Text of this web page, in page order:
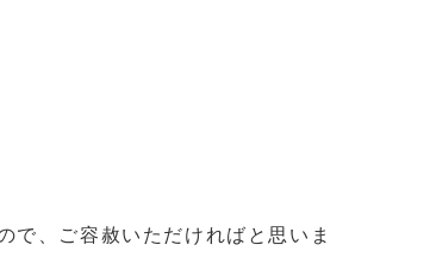
で、ご容赦いただければと思いま